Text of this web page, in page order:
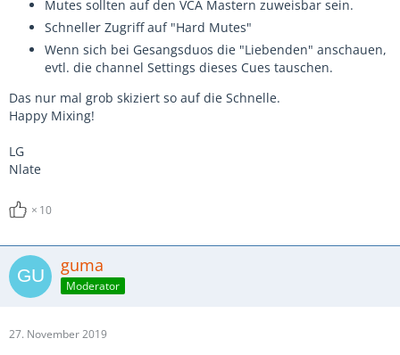
Mutes sollten auf den VCA Mastern zuweisbar sein.
Schneller Zugriff auf "Hard Mutes"
Wenn sich bei Gesangsduos die "Liebenden" anschauen,
evtl. die channel Settings dieses Cues tauschen.
Das nur mal grob skiziert so auf die Schnelle.
Happy Mixing!
LG
Nlate
10
guma
Moderator
27. November 2019